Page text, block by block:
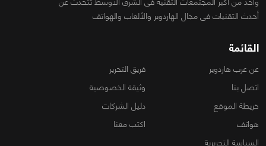
أحدث التقنيات فى مجال الهاردوير والألعاب والهواتف
القائمة
عن عرب هاردوير
فريق التحرير
اتصل بنا
وثيقة الخصوصية
خريطة الموقع
دليل الشركات
هواتف
اكتب معنا
السياسة التحريرية